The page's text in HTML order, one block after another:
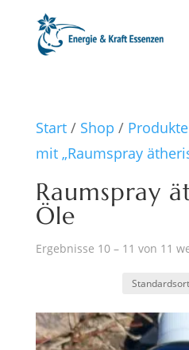
Start/ Shop /
mit „Raumspray
Raumspray
Öle
Ergebnisse 10 – 11 von 11